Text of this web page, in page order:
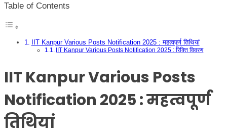
Table of Contents
IIT Kanpur Various Posts Notification 2025 : महत्वपूर्ण तिथियां
IIT Kanpur Various Posts Notification 2025 : रिक्ति विवरण
IIT Kanpur Various Posts
Notification 2025 : महत्वपूर्ण
तिथियां